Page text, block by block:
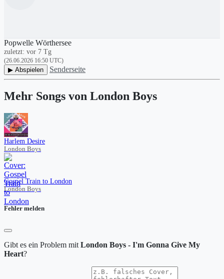
Popwelle Wörthersee
zuletzt: vor 7 Tg
(26.06.2026 16:50 UTC)
▶ Abspielen Senderseite
Mehr Songs von London Boys
Harlem Desire
London Boys
Gospel Train to London
London Boys
Fehler melden
Gibt es ein Problem mit London Boys - I'm Gonna Give My
Heart?